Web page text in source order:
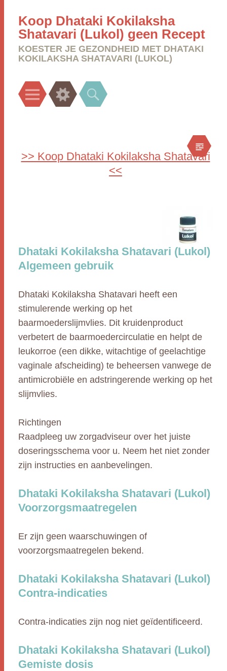
Koop Dhataki Kokilaksha
Shatavari (Lukol) geen Recept
KOESTER JE GEZONDHEID MET DHATAKI
KOKILAKSHA SHATAVARI (LUKOL)
Menu Widgets Search
>> Koop Dhataki Kokilaksha Shatavari
<<
Dhataki Kokilaksha Shatavari (Lukol)
Algemeen gebruik
Dhataki Kokilaksha Shatavari heeft een
stimulerende werking op het
baarmoederslijmvlies. Dit kruidenproduct
verbetert de baarmoedercirculatie en helpt de
leukorroe (een dikke, witachtige of geelachtige
vaginale afscheiding) te beheersen vanwege de
antimicrobiële en adstringerende werking op het
slijmvlies.
Richtingen
Raadpleeg uw zorgadviseur over het juiste
doseringsschema voor u. Neem het niet zonder
zijn instructies en aanbevelingen.
Dhataki Kokilaksha Shatavari (Lukol)
Voorzorgsmaatregelen
Er zijn geen waarschuwingen of
voorzorgsmaatregelen bekend.
Dhataki Kokilaksha Shatavari (Lukol)
Contra-indicaties
Contra-indicaties zijn nog niet geïdentificeerd.
Dhataki Kokilaksha Shatavari (Lukol)
Gemiste dosis